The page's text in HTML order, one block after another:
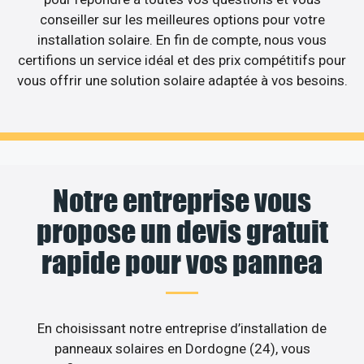
conseiller sur les meilleures options pour votre
installation solaire. En fin de compte, nous vous
certifions un service idéal et des prix compétitifs pour
vous offrir une solution solaire adaptée à vos besoins.
Notre entreprise vous
propose un devis gratuit
rapide pour vos pannea
En choisissant notre entreprise d’installation de
panneaux solaires en Dordogne (24), vous